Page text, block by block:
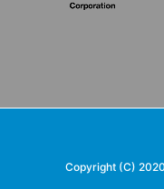
Copyright (C)